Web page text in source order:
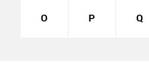
O P Q